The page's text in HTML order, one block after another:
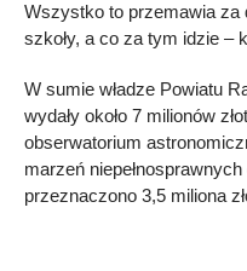
Wszystko to przemawia za
szkoły, a co za tym idzie –
W sumie władze Powiatu
wydały około 7 milionów
obserwatorium
marzeń
przeznaczono 3,5 miliona